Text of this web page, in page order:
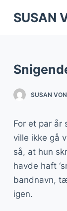
S
c
n
e
n
SUSAN
SUSAN
For et par år
ville ikke gå
så, at hun
havde haft
bandnavn,
igen.